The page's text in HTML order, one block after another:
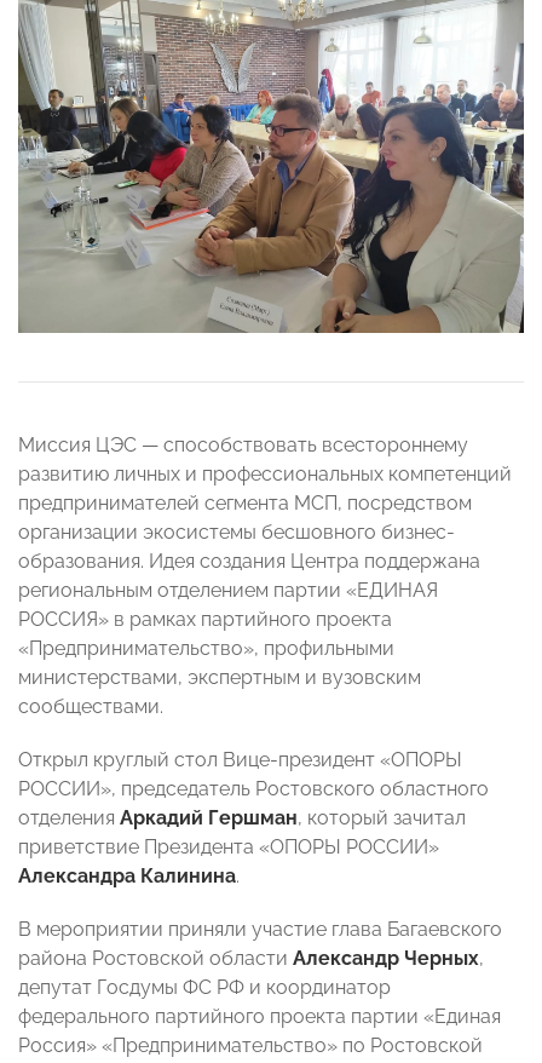
Миссия ЦЭС — способствовать всестороннему
развитию личных и профессиональных компетенций
предпринимателей сегмента МСП, посредством
организации экосистемы бесшовного бизнес-
образования. Идея создания Центра поддержана
региональным отделением партии «ЕДИНАЯ
РОССИЯ» в рамках партийного проекта
«Предпринимательство», профильными
министерствами, экспертным и вузовским
сообществами.
Открыл круглый стол Вице-президент «ОПОРЫ
РОССИИ», председатель Ростовского областного
отделения Аркадий Гершман, который зачитал
приветствие Президента «ОПОРЫ РОССИИ»
Александра Калинина.
В мероприятии приняли участие глава Багаевского
района Ростовской области Александр Черных,
депутат Госдумы ФС РФ и координатор
федерального партийного проекта партии «Единая
Россия» «Предпринимательство» по Ростовской